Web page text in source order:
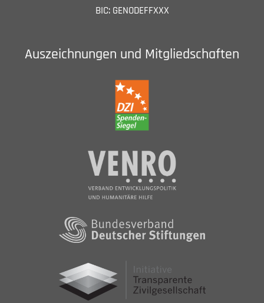
BIC: GENODEFFXXX
Auszeichnungen und Mitgliedschaften